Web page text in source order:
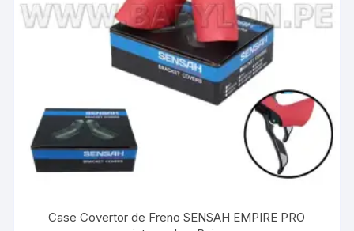
Case Covertor de Freno SENSAH EMPIRE PRO